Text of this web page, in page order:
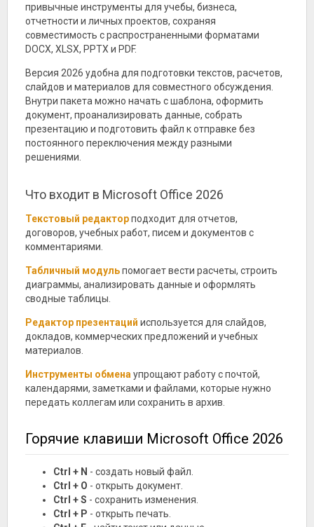
привычные инструменты для учебы, бизнеса,
отчетности и личных проектов, сохраняя
совместимость с распространенными форматами
DOCX, XLSX, PPTX и PDF.
Версия 2026 удобна для подготовки текстов, расчетов,
слайдов и материалов для совместного обсуждения.
Внутри пакета можно начать с шаблона, оформить
документ, проанализировать данные, собрать
презентацию и подготовить файл к отправке без
постоянного переключения между разными
решениями.
Что входит в Microsoft Office 2026
Текстовый редакторподходит для отчетов,
договоров, учебных работ, писем и документов с
комментариями.
Табличный модульпомогает вести расчеты, строить
диаграммы, анализировать данные и оформлять
сводные таблицы.
Редактор презентаций используется для слайдов,
докладов, коммерческих предложений и учебных
материалов.
Инструменты обмена упрощают работу с почтой,
календарями, заметками и файлами, которые нужно
передать коллегам или сохранить в архив.
Горячие клавиши Microsoft Office 2026
Ctrl + N - создать новый файл.
Ctrl + O - открыть документ.
Ctrl + S - сохранить изменения.
Ctrl + P - открыть печать.